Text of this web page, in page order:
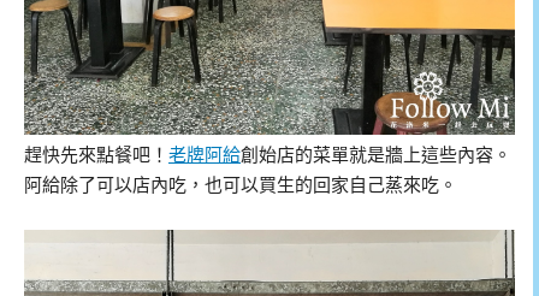
趕快先來點餐吧！ 老牌阿給創始店的菜單就是牆上這些內容。
阿給除了可以店內吃，也可以買生的回家自己蒸來吃。